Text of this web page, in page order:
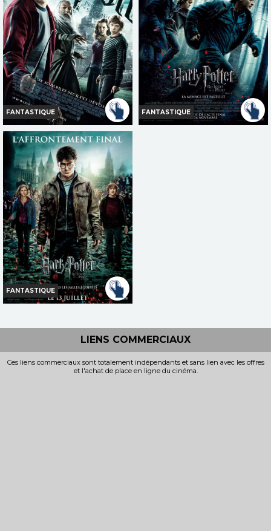
Bande-annonce
Réservation
AVERT. TOUT PUBLIC
Bande-annonce
Réservation
TOUT PUBLIC
FANTASTIQUE
HARRY POTTER ET LE PRINCE
DE SANG MÊLÉ - HP6
Horaires et Infos
Bande-annonce
Réservation
TOUT PUBLIC
FANTASTIQUE
FANTASTIQUE
PARTIE
Horaires et Infos
LIENS COMMERCIAUX
Ces liens commerciaux sont totalement indépendants et sans lien avec les offres
et l'achat de place en ligne du cinéma.